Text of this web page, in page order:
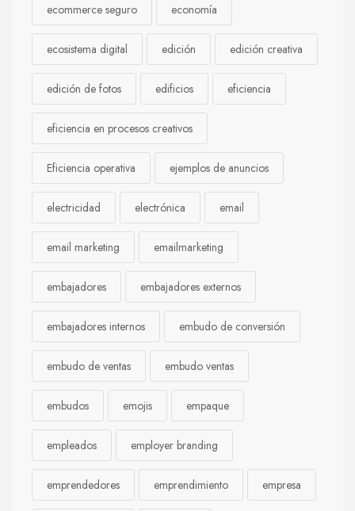
ecommerce seguro economía
ecosistema digital edición edición creativa
edición de fotos edificios eficiencia
eficiencia en procesos creativos
Eficiencia operativa ejemplos de anuncios
electricidad electrónica email
email marketing emailmarketing
embajadores embajadores externos
embajadores internos embudo de conversión
embudo de ventas embudo ventas
embudos emojis empaque
empleados employer branding
emprendedores emprendimiento empresa